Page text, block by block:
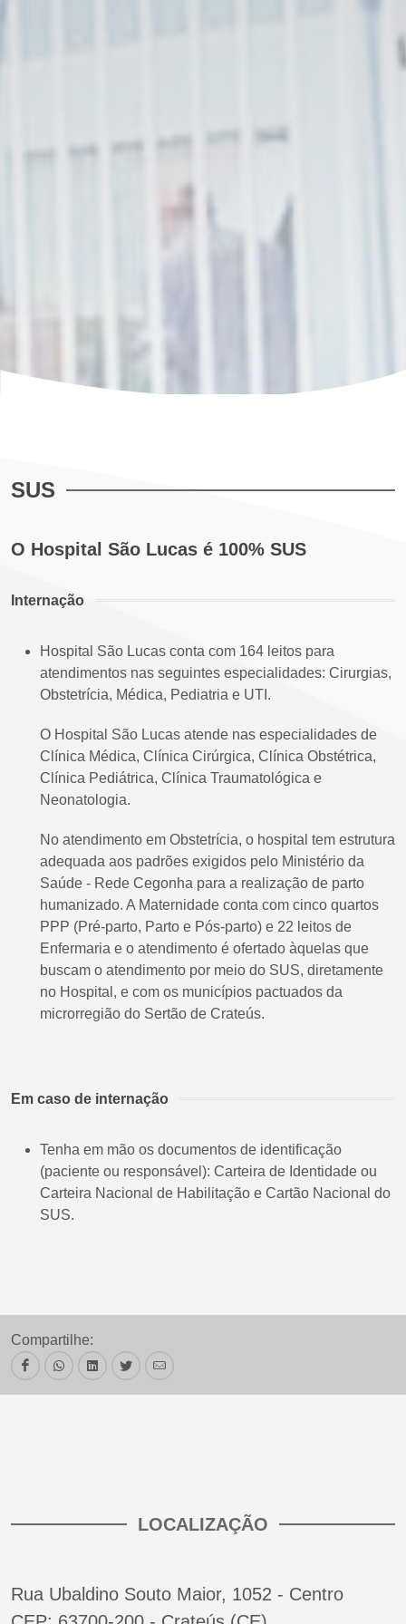
SUS
O Hospital São Lucas é 100% SUS
Internação
Hospital São Lucas conta com 164 leitos para
atendimentos nas seguintes especialidades: Cirurgias,
Obstetrícia, Médica, Pediatria e UTI.
O Hospital São Lucas atende nas especialidades de
Clínica Médica, Clínica Cirúrgica, Clínica Obstétrica,
Clínica Pediátrica, Clínica Traumatológica e
Neonatologia.
No atendimento em Obstetrícia, o hospital tem estrutura
adequada aos padrões exigidos pelo Ministério da
Saúde - Rede Cegonha para a realização de parto
humanizado. A Maternidade conta com cinco quartos
PPP (Pré-parto, Parto e Pós-parto) e 22 leitos de
Enfermaria e o atendimento é ofertado àquelas que
buscam o atendimento por meio do SUS, diretamente
no Hospital, e com os municípios pactuados da
microrregião do Sertão de Crateús.
Em caso de internação
Tenha em mão os documentos de identificação
(paciente ou responsável): Carteira de Identidade ou
Carteira Nacional de Habilitação e Cartão Nacional do
SUS.
Compartilhe:
LOCALIZAÇÃO
Rua Ubaldino Souto Maior, 1052 - Centro